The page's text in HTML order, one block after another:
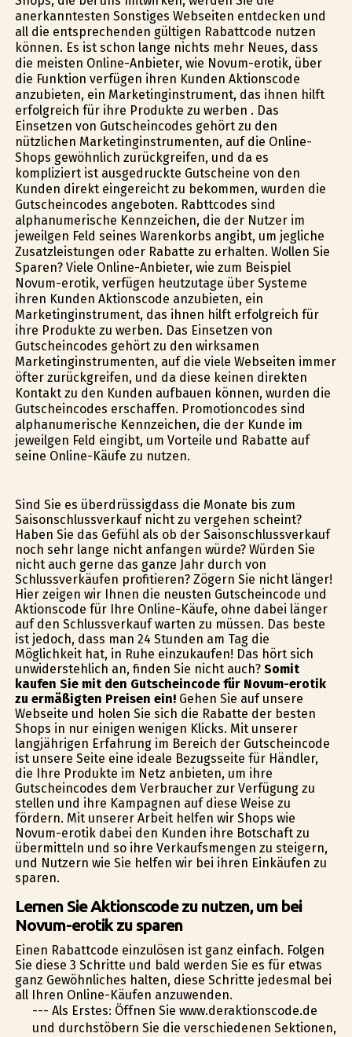
anerkanntesten Sonstiges Webseiten entdecken und
all die entsprechenden gültigen Rabattcode nutzen
können. Es ist schon lange nichts mehr Neues, dass
die meisten Online-Anbieter, wie Novum-erotik, über
die Funktion verfügen ihren Kunden Aktionscode
anzubieten, ein Marketinginstrument, das ihnen hilft
erfolgreich für ihre Produkte zu werben . Das
Einsetzen von Gutscheincodes gehört zu den
nützlichen Marketinginstrumenten, auf die Online-
Shops gewöhnlich zurückgreifen, und da es
kompliziert ist ausgedruckte Gutscheine von den
Kunden direkt eingereicht zu bekommen, wurden die
Gutscheincodes angeboten. Rabttcodes sind
alphanumerische Kennzeichen, die der Nutzer im
jeweilgen Feld seines Warenkorbs angibt, um jegliche
Zusatzleistungen oder Rabatte zu erhalten. Wollen Sie
Sparen? Viele Online-Anbieter, wie zum Beispiel
Novum-erotik, verfügen heutzutage über Systeme
ihren Kunden Aktionscode anzubieten, ein
Marketinginstrument, das ihnen hilft erfolgreich für
ihre Produkte zu werben. Das Einsetzen von
Gutscheincodes gehört zu den wirksamen
Marketinginstrumenten, auf die viele Webseiten immer
öfter zurückgreifen, und da diese keinen direkten
Kontakt zu den Kunden aufbauen können, wurden die
Gutscheincodes erschaffen. Promotioncodes sind
alphanumerische Kennzeichen, die der Kunde im
jeweilgen Feld eingibt, um Vorteile und Rabatte auf
seine Online-Käufe zu nutzen.
Sind Sie es überdrüssigdass die Monate bis zum
Saisonschlussverkauf nicht zu vergehen scheint?
Haben Sie das Gefühl als ob der Saisonschlussverkauf
noch sehr lange nicht anfangen würde? Würden Sie
nicht auch gerne das ganze Jahr durch von
Schlussverkäufen profitieren? Zögern Sie nicht länger!
Hier zeigen wir Ihnen die neusten Gutscheincode und
Aktionscode für Ihre Online-Käufe, ohne dabei länger
auf den Schlussverkauf warten zu müssen. Das beste
ist jedoch, dass man 24 Stunden am Tag die
Möglichkeit hat, in Ruhe einzukaufen! Das hört sich
unwiderstehlich an, finden Sie nicht auch? Somit
kaufen Sie mit den Gutscheincode für Novum-erotik
zu ermäßigten Preisen ein!Gehen Sie auf unsere
Webseite und holen Sie sich die Rabatte der besten
Shops in nur einigen wenigen Klicks. Mit unserer
langjährigen Erfahrung im Bereich der Gutscheincode
ist unsere Seite eine ideale Bezugsseite für Händler,
die Ihre Produkte im Netz anbieten, um ihre
Gutscheincodes dem Verbraucher zur Verfügung zu
stellen und ihre Kampagnen auf diese Weise zu
fördern. Mit unserer Arbeit helfen wir Shops wie
Novum-erotik dabei den Kunden ihre Botschaft zu
übermitteln und so ihre Verkaufsmengen zu steigern,
und Nutzern wie Sie helfen wir bei ihren Einkäufen zu
sparen.
Lernen Sie Aktionscode zu nutzen, um bei
Novum-erotik zu sparen
Einen Rabattcode einzulösen ist ganz einfach. Folgen
Sie diese 3 Schritte und bald werden Sie es für etwas
ganz Gewöhnliches halten, diese Schritte jedesmal bei
all Ihren Online-Käufen anzuwenden.
--- Als Erstes: Öffnen Sie www.deraktionscode.de
und durchstöbern Sie die verschiedenen Sektionen,